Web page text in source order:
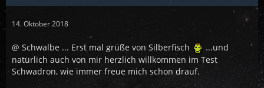
14. Oktober 2018
@ Schwalbe ... Erst mal grüße von Silberfisch
...und
natürlich auch von mir herzlich willkommen im Test
Schwadron, wie immer freue mich schon drauf.